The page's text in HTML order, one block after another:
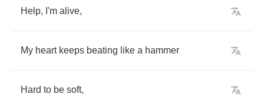
Help, I'm alive,
My heart keeps beating like a hammer
Hard to be soft,